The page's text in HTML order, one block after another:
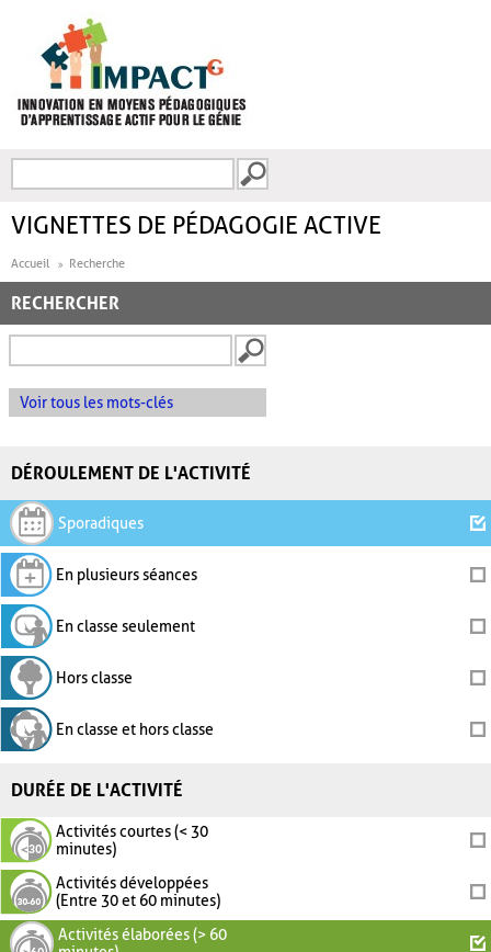
FORMULAIRE DE
VIGNETTES DE PÉDAGOGIE ACTIVE
Accueil Recherche
RECHERCHER
Voir tous les mots-clés
DÉROULEMENT DE L'ACTIVITÉ
Sporadiques
En plusieurs séances
En classe seulement
Hors classe
En classe et hors classe
DURÉE DE L'ACTIVITÉ
Activités courtes (< 30
minutes)
Activités développées
(Entre 30 et 60 minutes)
Activités élaborées (> 60